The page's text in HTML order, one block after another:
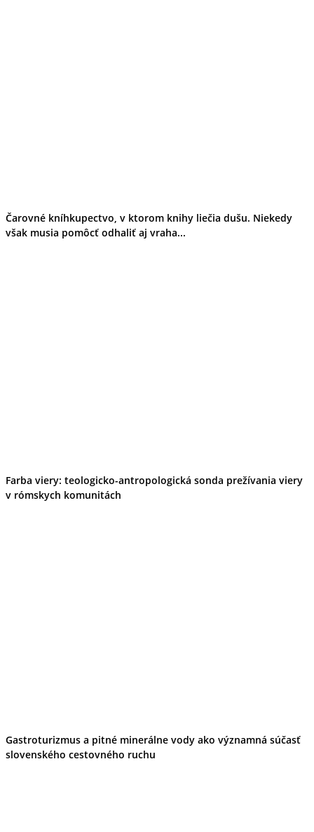
Čarovné kníhkupectvo, v ktorom knihy liečia dušu. Niekedy
však musia pomôcť odhaliť aj vraha...
Farba viery: teologicko-antropologická sonda prežívania viery
v rómskych komunitách
Gastroturizmus a pitné minerálne vody ako významná súčasť
slovenského cestovného ruchu